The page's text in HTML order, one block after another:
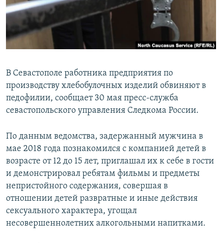
ПОБЕДИТЕЛЕЙ НЕ СУДЯТ?
КРЫМ.НЕПОКОРЕННЫЙ
ПРИСОЕДИНЯЙТЕСЬ!
Все сайты RFE/RL
В Севастополе работника предприятия по
производству хлебобулочных изделий обвиняют в
педофилии, сообщает 30 мая пресс-служба
севастопольского управления Следкома России.
По данным ведомства, задержанный мужчина в
мае 2018 года познакомился с компанией детей в
возрасте от 12 до 15 лет, приглашал их к себе в гости
и демонстрировал ребятам фильмы и предметы
непристойного содержания, совершая в
отношении детей развратные и иные действия
сексуального характера, угощал
несовершеннолетних алкогольными напитками.